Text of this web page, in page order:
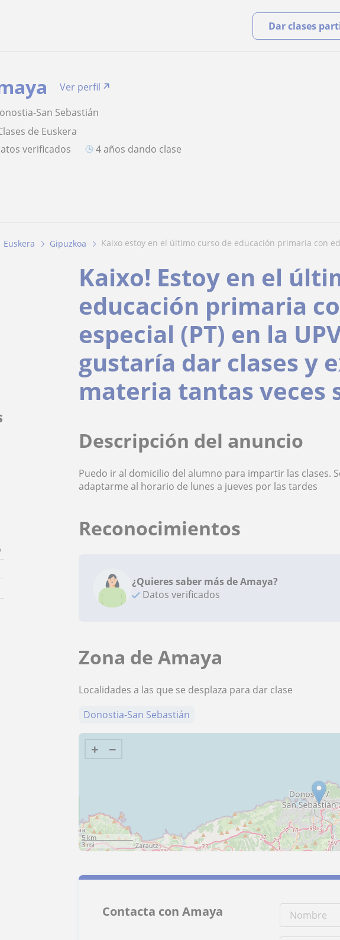
Dar clases
Ver perfil
San Sebastián
de Euskera
Datos verificados
4 años dando clase
Euskera Gipuzkoa kaixo estoy en el último curso de educación primaria con
Kaixo! Estoy en el
educación primaria
especial (PT) en la
gustaría dar clases y
materia tantas veces
Descripción del anuncio
Puedo ir al domicilio del alumno para impartir las clases.
adaptarme al horario de lunes a jueves por las tardes
Reconocimientos
¿Quieres saber más de Amaya?
Datos verificados
Zona de Amaya
Localidades a las que se desplaza para dar clase
Donostia-San Sebastián
+ −
5 km
3 mi
Contacta con Amaya